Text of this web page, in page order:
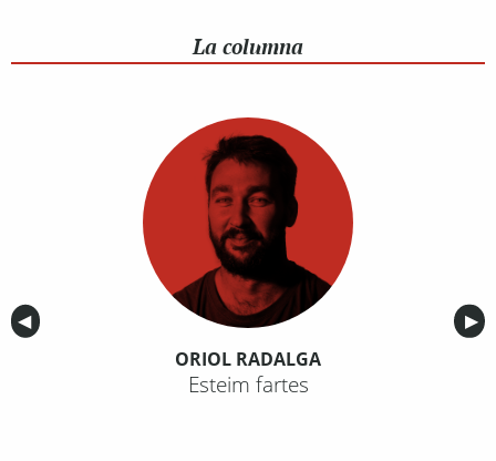
La columna
Anterior
◀︎ ▶︎
ORIOL RADALGA
Esteim fartes